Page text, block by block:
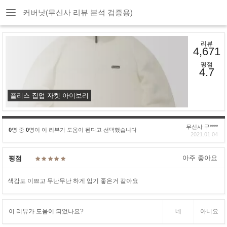
커버낫(무신사 리뷰 분석 검증용)
플리스 집업 자켓 아이보리
리뷰
4,671
평점
4.7
0명 중 0명이 이 리뷰가 도움이 된다고 선택했습니다
무신사 구****
2021.01.04
평점 아주 좋아요
색감도 이쁘고 무난무난 하게 입기 좋은거 같아요
이 리뷰가 도움이 되었나요? 네 아니요